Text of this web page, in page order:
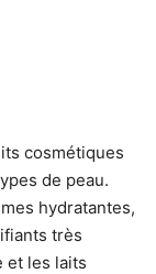
cosmétiques
de peau.
hydratantes,
très
et les laits